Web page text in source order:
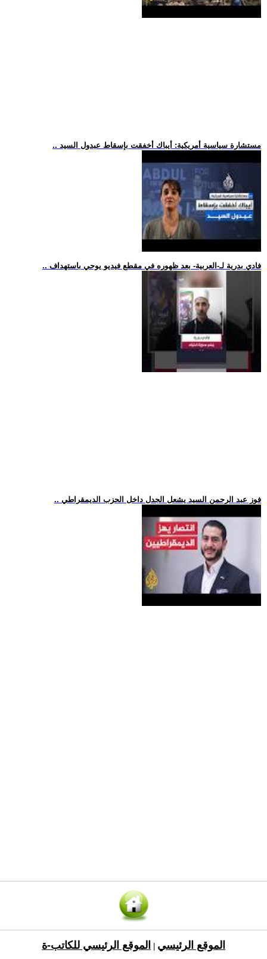
.. مستشارة سياسية أمريكية: أيباك أخفقت بإسقاط عبدول السيد
.. فادي بدرية لـ-العربية- بعد ظهوره في مقطع فيديو يوحي باستهداف
.. فوز عبد الرحمن السيد يشعل الجدل داخل الحزب الديمقراطي
الموقع الرئيسي الموقع الرئيسي للكاتب-ة